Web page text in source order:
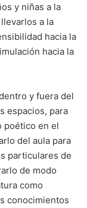
y niñas a la
a la
hacia la
hacia la
y fuera del
espacios, para
poético en el
del aula para
particulares de
de modo
como
conocimientos